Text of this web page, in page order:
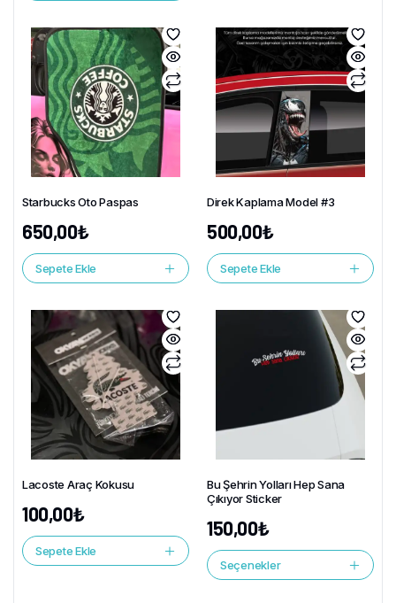
Starbucks Oto Paspas
650,00₺
Sepete Ekle
Direk Kaplama Model #3
500,00₺
Sepete Ekle
Lacoste Araç Kokusu
100,00₺
Sepete Ekle
Bu Şehrin Yolları Hep Sana
Çıkıyor Sticker
150,00₺
Seçenekler